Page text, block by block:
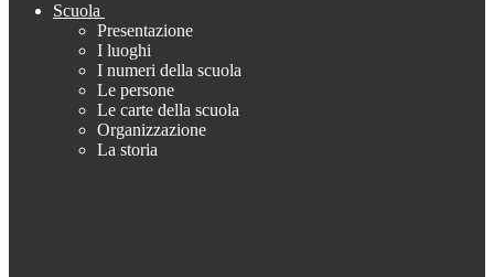
Scuola
Presentazione
I luoghi
I numeri della scuola
Le persone
Le carte della scuola
Organizzazione
La storia